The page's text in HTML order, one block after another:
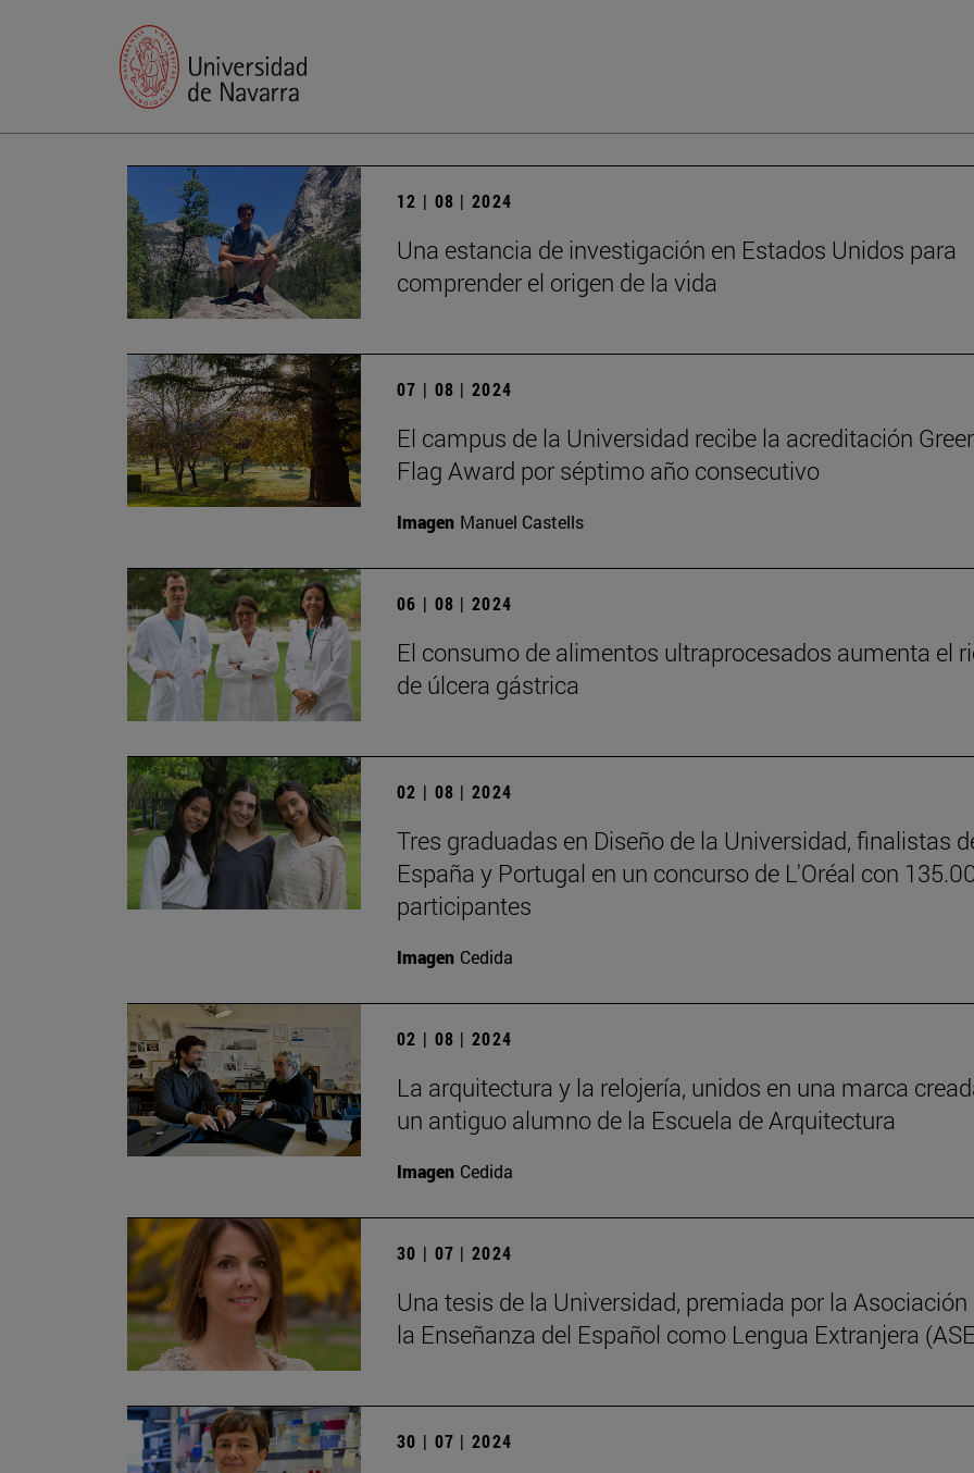
12 | 08 | 2024
Una estancia de investigación en Estados Unidos para
comprender el origen de la vida
07 | 08 | 2024
El campus de la Universidad recibe la acreditación
Flag Award por séptimo año consecutivo
Imagen Manuel Castells
06 | 08 | 2024
El consumo de alimentos ultraprocesados aumenta el
de úlcera gástrica
02 | 08 | 2024
Tres graduadas en Diseño de la Universidad, finalistas
España y Portugal en un concurso de L'Oréal con
participantes
Imagen Cedida
02 | 08 | 2024
La arquitectura y la relojería, unidos en una marca
un antiguo alumno de la Escuela de Arquitectura
Imagen Cedida
30 | 07 | 2024
Una tesis de la Universidad, premiada por la Asociación
la Enseñanza del Español como Lengua Extranjera
30 | 07 | 2024